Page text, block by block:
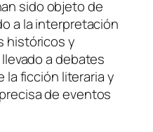
sido objeto de
a la interpretación
históricos y
a debates
la ficción literaria y
de eventos